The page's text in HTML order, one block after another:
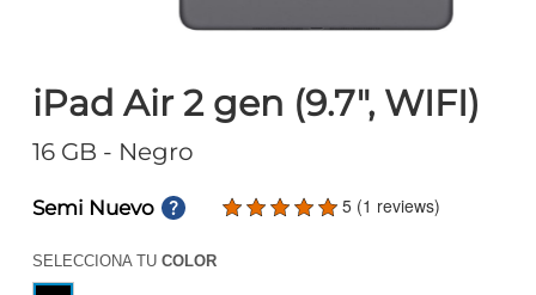
iPad Air 2 gen (9.7", WIFI)
16 GB - Negro
Semi Nuevo 5 (1 reviews)
SELECCIONA TU COLOR